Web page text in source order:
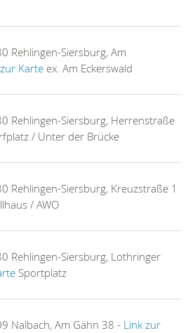
Rehlingen-Siersburg, Am
Karte ex. Am Eckerswald
Rehlingen-Siersburg, Herrenstraße
/ Unter der Brücke
Rehlingen-Siersburg, Kreuzstraße 1
/ AWO
Rehlingen-Siersburg, Lothringer
Sportplatz
Nalbach, Am Gähn 38 - Link zur